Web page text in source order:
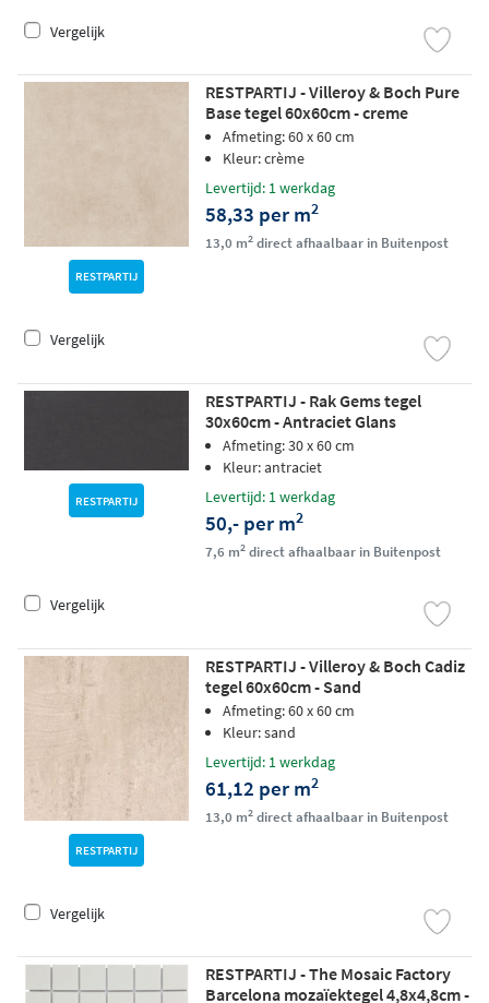
Vergelijk
RESTPARTIJ
RESTPARTIJ - Villeroy & Boch Pure
Base tegel 60x60cm - creme
Afmeting: 60 x 60 cm
Kleur: crème
Levertijd: 1 werkdag
58,33 per m2
13,0 m2direct afhaalbaar in Buitenpost
Vergelijk
RESTPARTIJ
RESTPARTIJ - Rak Gems tegel
30x60cm - Antraciet Glans
Afmeting: 30 x 60 cm
Kleur: antraciet
Levertijd: 1 werkdag
50,- per m2
7,6 m2direct afhaalbaar in Buitenpost
Vergelijk
RESTPARTIJ
RESTPARTIJ - Villeroy & Boch Cadiz
tegel 60x60cm - Sand
Afmeting: 60 x 60 cm
Kleur: sand
Levertijd: 1 werkdag
61,12 per m2
13,0 m2direct afhaalbaar in Buitenpost
Vergelijk
RESTPARTIJ - The Mosaic Factory
Barcelona mozaïektegel 4,8x4,8cm -